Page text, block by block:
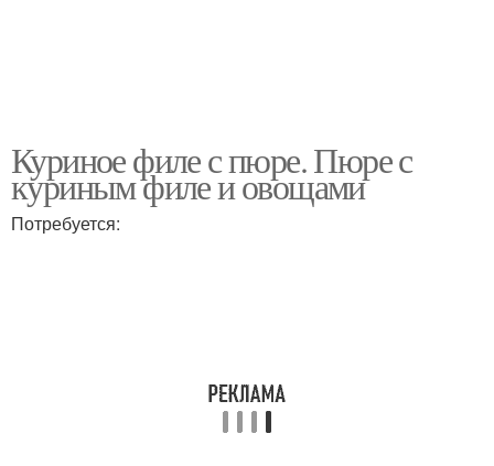
Куриное филе с пюре. Пюре с
куриным филе и овощами
Потребуется: